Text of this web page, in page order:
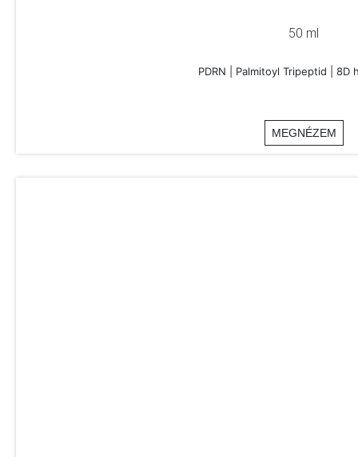
50 ml
PDRN | Palmitoyl Tripeptid | 8D
MEGNÉZEM